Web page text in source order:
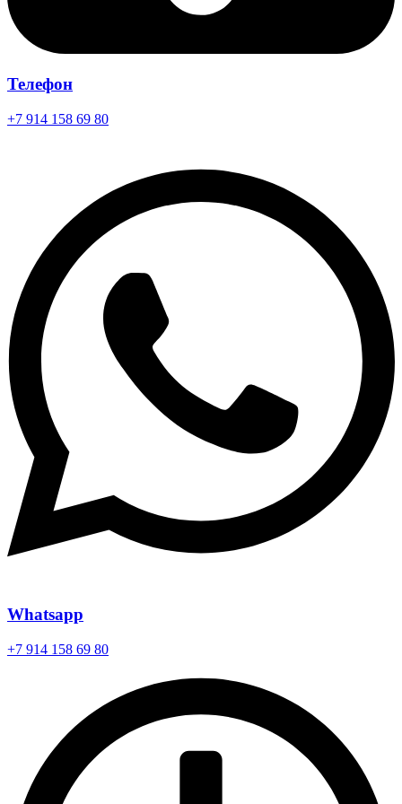
Телефон
+7 914 158 69 80
Whatsapp
+7 914 158 69 80